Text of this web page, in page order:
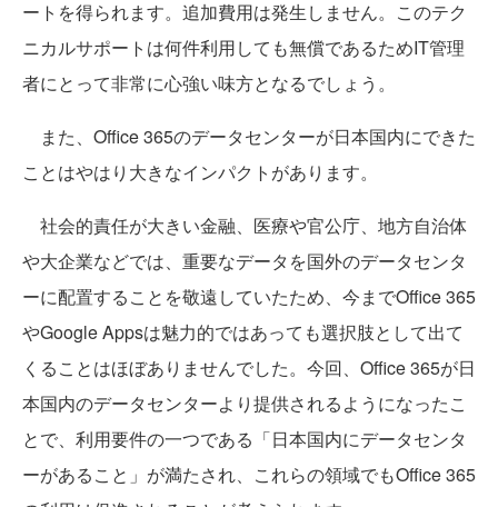
ートを得られます。追加費用は発生しません。このテク
ニカルサポートは何件利用しても無償であるためIT管理
者にとって非常に心強い味方となるでしょう。
また、Office 365のデータセンターが日本国内にできた
ことはやはり大きなインパクトがあります。
社会的責任が大きい金融、医療や官公庁、地方自治体
や大企業などでは、重要なデータを国外のデータセンタ
ーに配置することを敬遠していたため、今までOffice 365
やGoogle Appsは魅力的ではあっても選択肢として出て
くることはほぼありませんでした。今回、Office 365が日
本国内のデータセンターより提供されるようになったこ
とで、利用要件の一つである「日本国内にデータセンタ
ーがあること」が満たされ、これらの領域でもOffice 365